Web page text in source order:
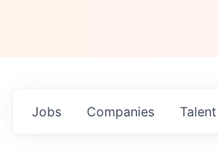
Jobs Companies Talent